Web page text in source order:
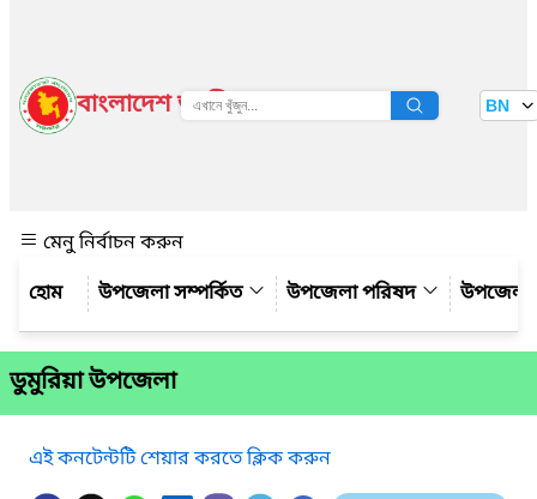
বাংলাদেশ জাতীয় তথ্য বাতায়ন BN
মেনু নির্বাচন করুন
উপজেলা সম্পর্কিত
উপজেলা পরিষদ উপজেলা
ডুমুরিয়া উপজেলা
এই কনটেন্টটি শেয়ার করতে ক্লিক করুন